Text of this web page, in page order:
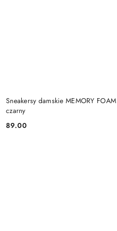
Sneakersy damskie MEMORY
czarny
Cena:
89.00